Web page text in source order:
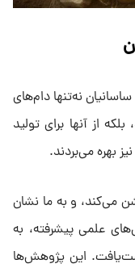
نه‌تنها دام‌های
از آنها برای تولید
بهره می‌بردند.
می‌کند، و به ما نشان
علمی پیشرفته، به
این پژوهش‌ها